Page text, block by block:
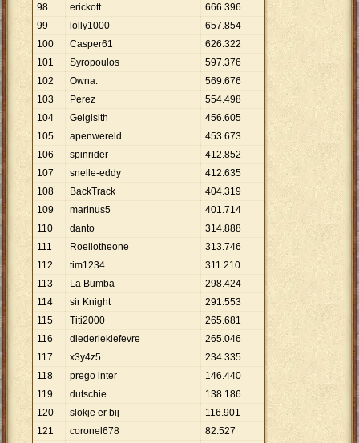
98 erickott 666.396
99
lolly1000 657.854
100
Casper61 626.322
101
Syropoulos 597.376
102
Owna. 569.676
103
Perez 554.498
104
Gelgisith 456.605
105
apenwereld 453.673
106
spinrider 412.852
107
snelle-eddy 412.635
108
BackTrack 404.319
109
marinus5 401.714
110
danto 314.888
111
Roeliotheone 313.746
112
tim1234 311.210
113
La Bumba 298.424
114
sir Knight 291.553
115
Titi2000 265.681
116
diederieklefevre 265.046
117
x3y4z5 234.335
118
prego inter 146.440
119
dutschie 138.186
120
slokje er bij 116.901
121
coronel678 82.527